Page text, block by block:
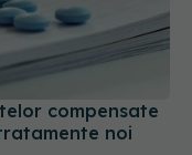
compensate
noi